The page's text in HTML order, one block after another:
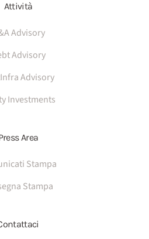
Attività
Advisory
Advisory
Advisory
Investments
Area
Stampa
Stampa